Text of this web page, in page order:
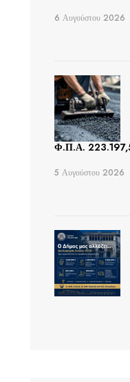
6 Αυγούστου 2026
Φ.Π.Α.
5 Αυγούστου 2026